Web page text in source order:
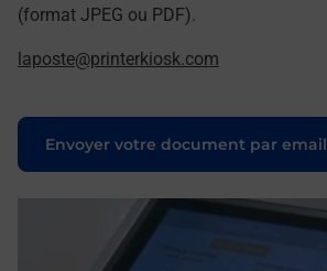
(format JPEG ou PDF).
laposte@printerkiosk.com
Envoyer votre document par email
Le lien s'ouvre dans un nouvel onglet